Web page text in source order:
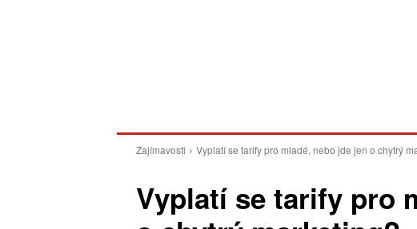
Zajímavosti Vyplatí se tarify pro mladé, nebo jde jen o chytrý
Vyplatí se tarify pro